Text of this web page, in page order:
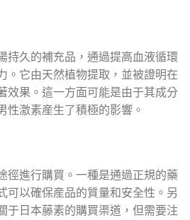
持久的補充品，通過提高血液循環
。它由天然植物提取，並被證明在
效果。這一方面可能是由于其成分
性激素産生了積極的影響。
徑進行購買。一種是通過正規的藥
可以確保産品的質量和安全性。另
于日本藤素的購買渠道，但需要注